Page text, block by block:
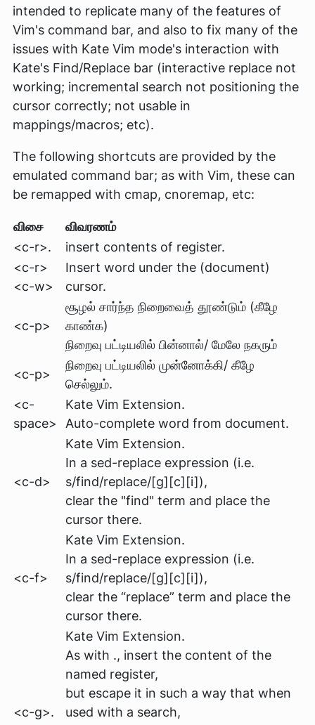
intended to replicate many of the features of
Vim's command bar, and also to fix many of the
issues with Kate Vim mode's interaction with
Kate's Find/Replace bar (interactive replace not
working; incremental search not positioning the
cursor correctly; not usable in
mappings/macros; etc).
The following shortcuts are provided by the
emulated command bar; as with Vim, these can
be remapped with cmap, cnoremap, etc:
விசை
விவரணம்
<c-r>.
insert contents of register.
<c-r>
<c-w>
Insert word under the (document)
cursor.
<c-p>
சூழல் சார்ந்த நிறைவைத் தூண்டும் (கீழே
காண்க)
நிறைவு பட்டியலில் பின்னால்/ மேலே நகரும்
<c-p>
நிறைவு பட்டியலில் முன்னோக்கி/ கீழே
செல்லும்.
<c-
space>
Kate Vim Extension.
Auto-complete word from document.
<c-d>
Kate Vim Extension.
In a sed-replace expression (i.e.
s/find/replace/[g][c][i]),
clear the "find" term and place the
cursor there.
<c-f>
Kate Vim Extension.
In a sed-replace expression (i.e.
s/find/replace/[g][c][i]),
clear the “replace” term and place the
cursor there.
<c-g>.
Kate Vim Extension.
As with ., insert the content of the
named register,
but escape it in such a way that when
used with a search,